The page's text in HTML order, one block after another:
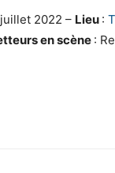
2022 – Lieu :
en scène :